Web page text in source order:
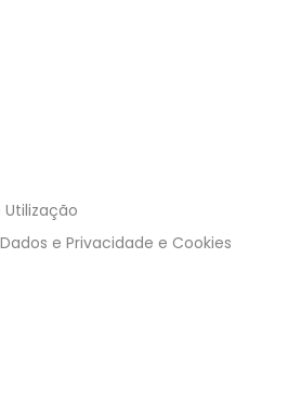
e Privacidade e Cookies